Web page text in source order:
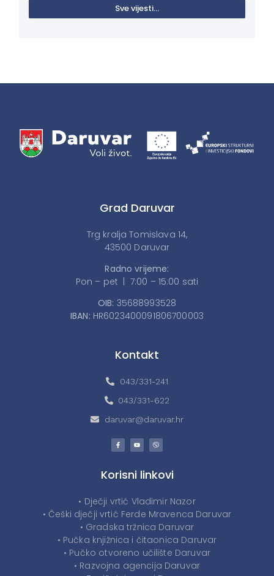
Sve vijesti...
Grad Daruvar
Trg kralja Tomislava 14,
43500 Daruvar
Radno vrijeme:
Pon – pet | 7:00 – 15:00 sati
OIB: 35688993528
IBAN: HR6023400091806700003
Kontakt
043/331-241
043/331-622
daruvar@daruvar.hr
Korisni linkovi
• Dječji vrtić Vladimir Nazor
• Češki dječji vrtić Ferde Mravenca Daruvar
• Gradska tržnica Daruvar
• Pučka knjižnica i čitaonica Daruvar
• Pučko otvoreno učilište Daruvar
• Razvojna agencija Daruvar